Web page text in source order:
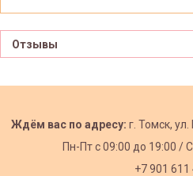
Отзывы
Ждём вас по адресу: г. Томск, ул.
Пн-Пт с09:00 до 19:00 /
+7 901 611